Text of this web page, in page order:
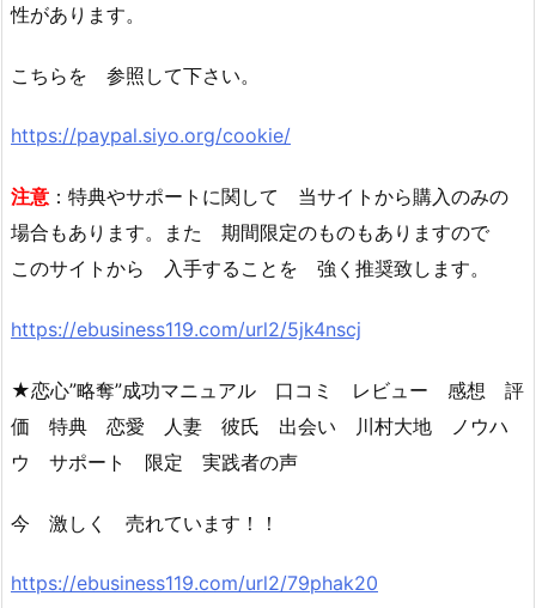
性があります。
こちらを 参照して下さい。
https://paypal.siyo.org/cookie/
注意 ：特典やサポートに関して 当サイトから購入のみの
場合もあります。また 期間限定のものもありますので
このサイトから 入手することを 強く推奨致します。
https://ebusiness119.com/url2/5jk4nscj
★恋心”略奪”成功マニュアル 口コミ レビュー 感想 評
価 特典 恋愛 人妻 彼氏 出会い 川村大地 ノウハ
ウ サポート 限定 実践者の声
今 激しく 売れています！！
https://ebusiness119.com/url2/79phak20